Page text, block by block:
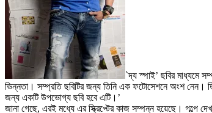
`দ্য স্পাই’ ছবির মাধ্যমে
ভিন্নতা। সম্প্রতি ছবিটির জন্য তিনি এক ফটোসেশনে অংশ নেন।
জন্য একটি উপভোগ্য ছবি হবে এটি।’
জানা গেছে, এরই মধ্যে এর স্ক্রিপ্টের কাজ সম্পন্ন হয়েছে। গল্পে